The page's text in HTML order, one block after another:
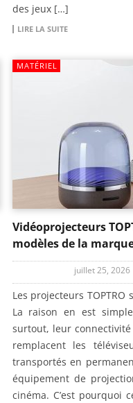
des jeux […]
LIRE LA SUITE
MATÉRIEL
Vidéoprojecteurs
modèles de la
juillet 25, 2026
Les projecteurs
La raison en est
surtout, leur
remplacent les
transportés en
équipement de
cinéma. C’est pourquoi